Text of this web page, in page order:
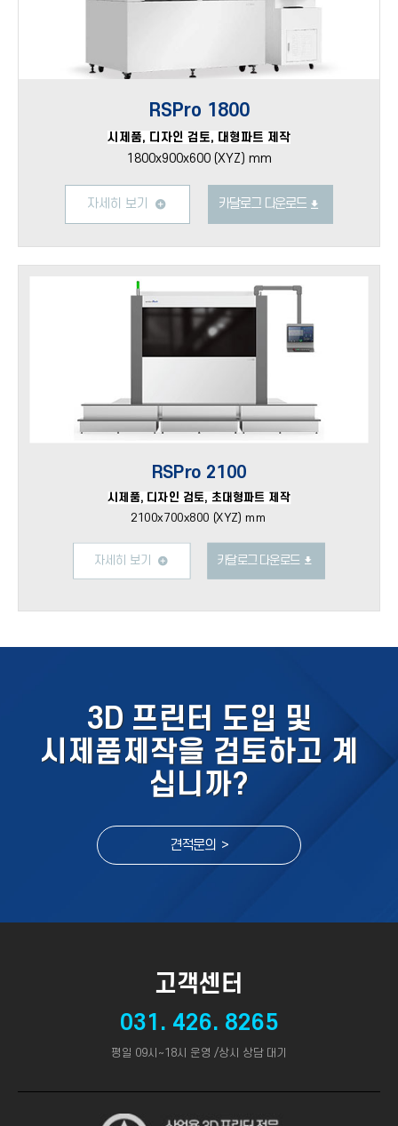
RSPro 1800
시제품, 디자인 검토, 대형파트 제작
1800x900x600 (XYZ) mm
자세히 보기 카달로그 다운로드
RSPro 2100
시제품, 디자인 검토, 초대형파트 제작
2100x700x800 (XYZ) mm
자세히 보기 카달로그 다운로드
3D 프린터 도입 및
시제품제작을 검토하고 계
십니까?
견적문의 >
고객센터
031. 426. 8265
평일 09시~18시 운영 /상시 상담 대기